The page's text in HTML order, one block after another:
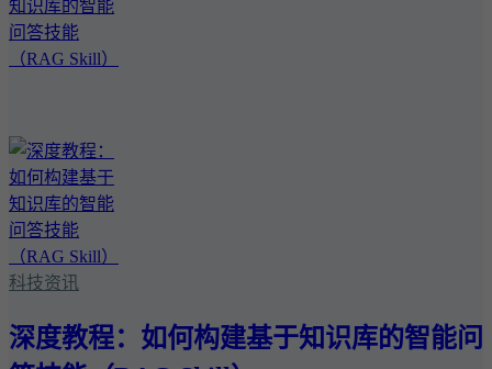
科技资讯
深度教程：如何构建基于知识库的智能问